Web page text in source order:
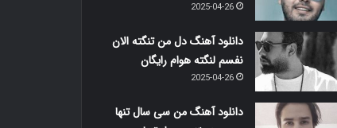
2025-04-26
دانلود آهنگ دل من تنگته الان
نفسم لنگته هوام رایگان
2025-04-26
دانلود آهنگ من سی سال تنها